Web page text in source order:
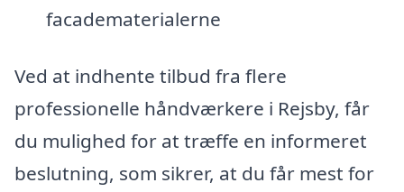
facadematerialerne
Ved at indhente tilbud fra flere
professionelle håndværkere i Rejsby, får
du mulighed for at træffe en informeret
beslutning, som sikrer, at du får mest for